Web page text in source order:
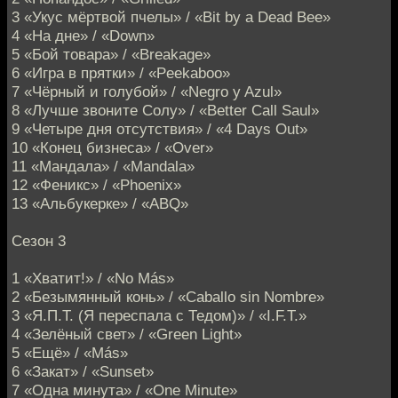
3 «Укус мёртвой пчелы» / «Bit by a Dead Bee»
4 «На дне» / «Down»
5 «Бой товара» / «Breakage»
6 «Игра в прятки» / «Peekaboo»
7 «Чёрный и голубой» / «Negro y Azul»
8 «Лучше звоните Солу» / «Better Call Saul»
9 «Четыре дня отсутствия» / «4 Days Out»
10 «Конец бизнеса» / «Over»
11 «Мандала» / «Mandala»
12 «Феникс» / «Phoenix»
13 «Альбукерке» / «ABQ»
Сезон 3
1 «Хватит!» / «No Más»
2 «Безымянный конь» / «Caballo sin Nombre»
3 «Я.П.Т. (Я переспала с Тедом)» / «I.F.T.»
4 «Зелёный свет» / «Green Light»
5 «Ещё» / «Más»
6 «Закат» / «Sunset»
7 «Одна минута» / «One Minute»